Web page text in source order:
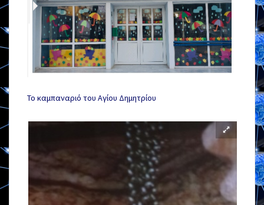
Το καμπαναριό του Αγίου Δημητρίου